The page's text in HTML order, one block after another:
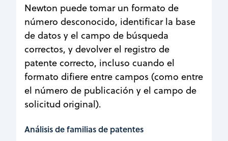
Newton puede tomar un formato de
número desconocido, identificar la base
de datos y el campo de búsqueda
correctos, y devolver el registro de
patente correcto, incluso cuando el
formato difiere entre campos (como entre
el número de publicación y el campo de
solicitud original).
Análisis de familias de patentes